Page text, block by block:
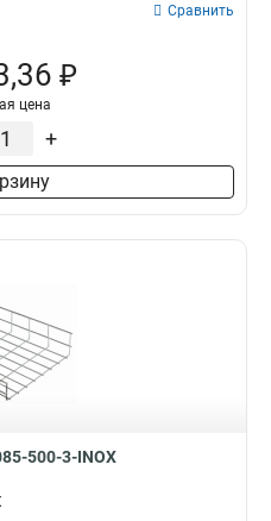
Сравнить
₽
цена
+
500-3-INOX